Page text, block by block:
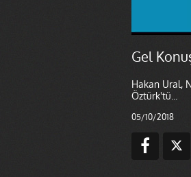
Gel
Hakan Ural,
Öztürk'tü...
05/10/2018